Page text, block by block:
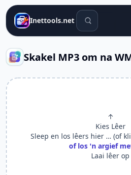
Inettools.net Soek
Skakel MP3 om na
↑
Kies Lêer
Sleep en los lêers hier … (of
of los 'n argief
Laai lêer op